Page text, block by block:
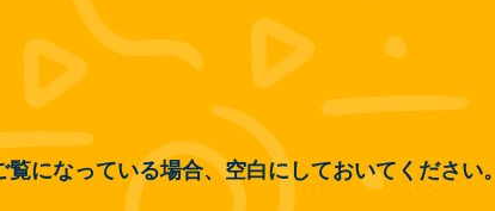
になっている場合、空白にしておいてください。